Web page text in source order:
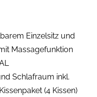
Einzelsitz und
Massagefunktion
Schlafraum inkl.
(4 Kissen)